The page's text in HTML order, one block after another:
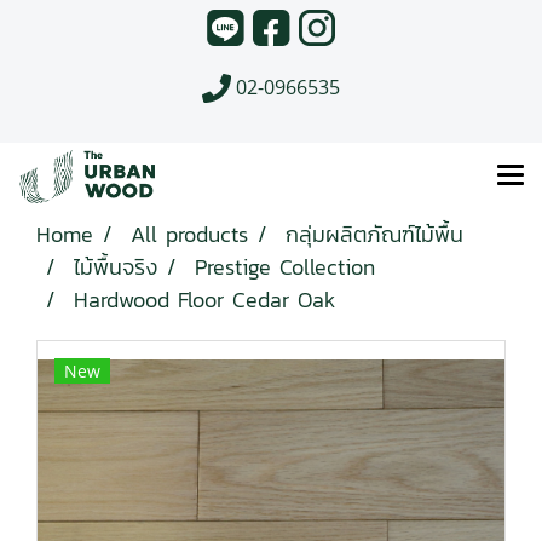
02-0966535
Home All products
กลุ่มผลิตภัณฑ์ไม้พื้น
ไม้พื้นจริง
Prestige Collection
Hardwood Floor Cedar Oak
New